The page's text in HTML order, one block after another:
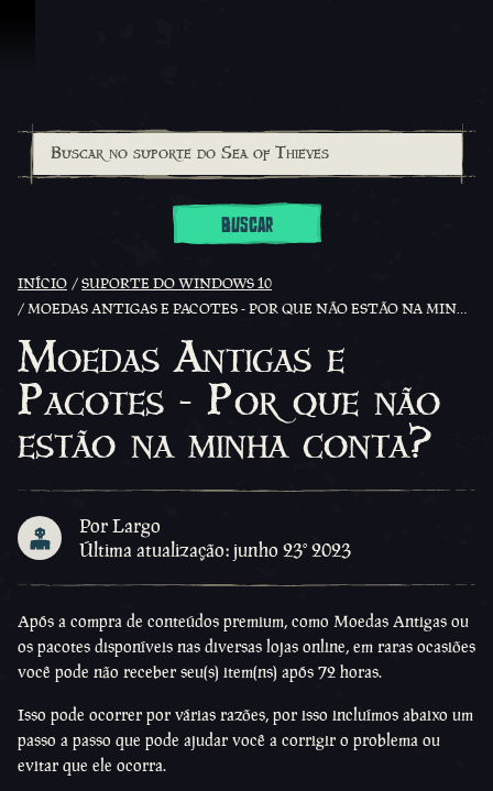
BUSCAR
INÍCIO
SUPORTE DO WINDOWS 10
MOEDAS ANTIGAS E PACOTES - POR QUE NÃO ESTÃO NA MINHA CONTA?
Moedas Antigas e
Pacotes - Por que não
estão na minha conta?
Por Largo
Última atualização: junho 23º 2023
Após a compra de conteúdos premium, como Moedas Antigas ou
os pacotes disponíveis nas diversas lojas online, em raras ocasiões
você pode não receber seu(s) item(ns) após 72 horas.
Isso pode ocorrer por várias razões, por isso incluímos abaixo um
passo a passo que pode ajudar você a corrigir o problema ou
evitar que ele ocorra.